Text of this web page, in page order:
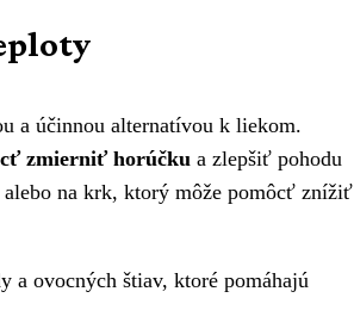
a účinnou alternatívou k liekom.
zmierniť horúčku a zlepšiť pohodu
na krk, ktorý môže pomôcť znížiť
a ovocných štiav, ktoré pomáhajú